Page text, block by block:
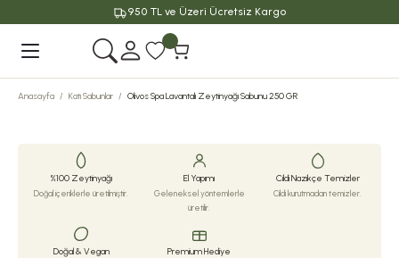
950 TL ve Üzeri Ücretsiz Kargo
Geri Dön
Anasayfa Katı Sabunlar Olivos Spa Lavantalı Zeytinyağı Sabunu 250 GR
%100 Zeytinyağı
Doğal içeriklerle üretilmiştir.
El Yapımı
Geleneksel yöntemlerle
üretilir.
Cildi Nazikçe Temizler
Cildi kurutmadan temizler.
Doğal & Vegan Premium Hediye